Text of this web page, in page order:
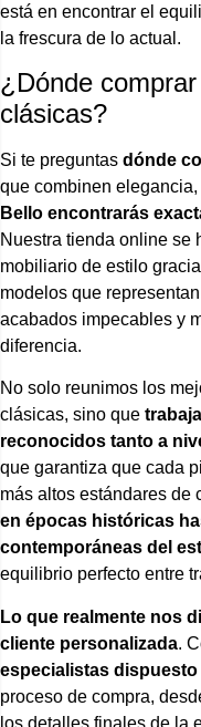
está en encontrar el
la frescura de lo actual.
¿Dónde
clásicas?
Si te preguntas dónde
que combinen
Bello encontrarás
Nuestra tienda online se
mobiliario de estilo
modelos que
acabados impecables y
diferencia.
No solo reunimos los
clásicas, sino que
reconocidos tanto a
que garantiza que cada
más altos estándares de
en épocas históricas
contemporáneas del
equilibrio perfecto entre
Lo que realmente nos
cliente personalizada.
especialistas dispuesto
proceso de compra,
los detalles finales de la